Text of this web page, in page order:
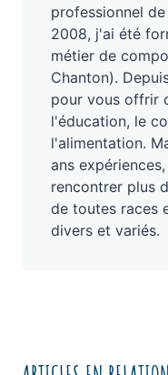
professionnel
2008, j'ai été
métier de
Chanton).
pour vous offrir
l'éducation, le
l'alimentation.
ans
rencontrer plus
de toutes races
divers et variés.